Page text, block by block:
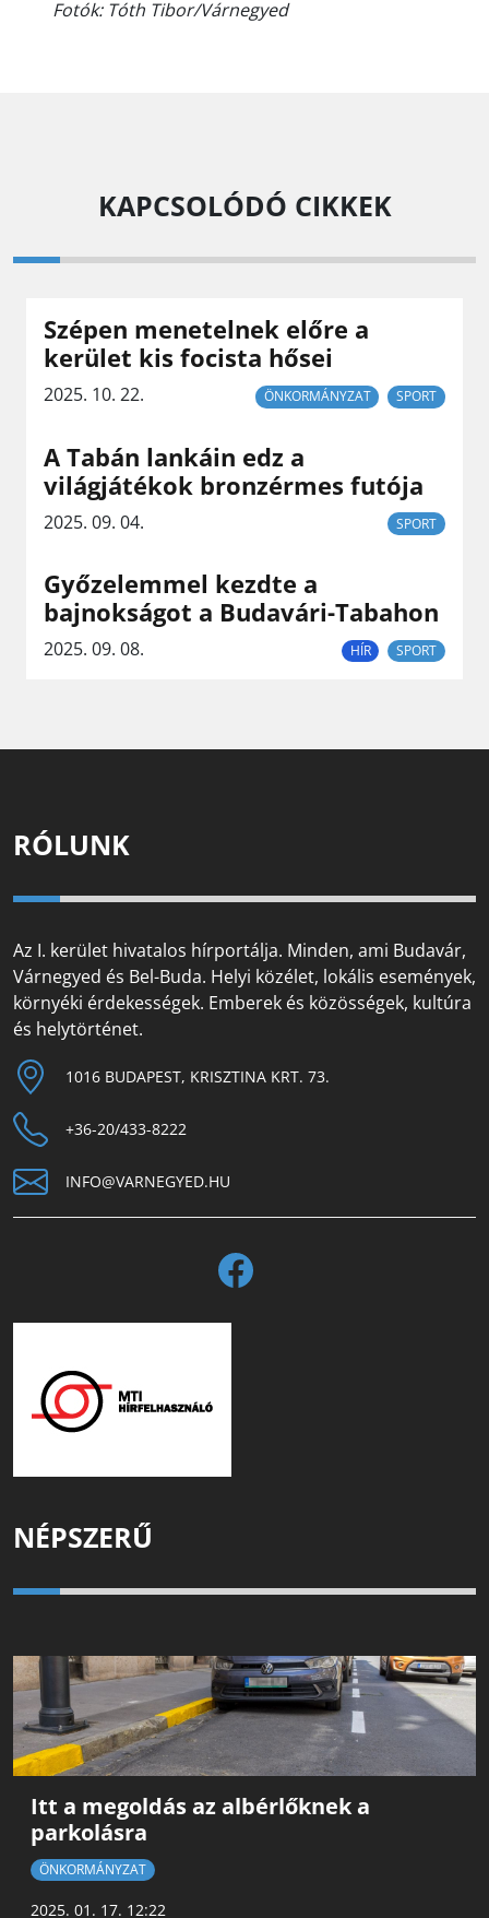
Fotók: Tóth Tibor/Várnegyed
KAPCSOLÓDÓ CIKKEK
Szépen menetelnek előre a
kerület kis focista hősei
2025. 10. 22. ÖNKORMÁNYZAT SPORT
A Tabán lankáin edz a
világjátékok bronzérmes futója
2025. 09. 04. SPORT
Győzelemmel kezdte a
bajnokságot a Budavári-Tabahon
2025. 09. 08. HÍR SPORT
RÓLUNK
Az I. kerület hivatalos hírportálja. Minden, ami Budavár,
Várnegyed és Bel-Buda. Helyi közélet, lokális események,
környéki érdekességek. Emberek és közösségek, kultúra
és helytörténet.
1016 BUDAPEST, KRISZTINA KRT. 73.
+36-20/433-8222
INFO@VARNEGYED.HU
NÉPSZERŰ
Itt a megoldás az albérlőknek a
parkolásra
ÖNKORMÁNYZAT
2025. 01. 17. 12:22